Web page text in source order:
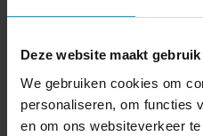
Deze website maakt
We gebruiken cookies om
personaliseren, om functies
en om ons websiteverkeer